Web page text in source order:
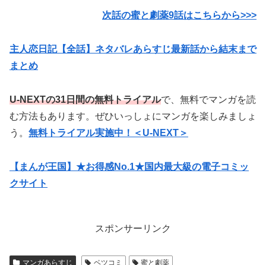
次話の蜜と劇薬9話はこちらから>>>
主人恋日記【全話】ネタバレあらすじ最新話から結末まで
まとめ
U-NEXTの31日間の無料トライアルで、無料でマンガを読
む方法もあります。ぜひいっしょにマンガを楽しみましょ
う。 無料トライアル実施中！＜U-NEXT＞
【まんが王国】★お得感No.1★国内最大級の電子コミッ
クサイト
スポンサーリンク
マンガあらすじ ベツコミ 蜜と劇薬